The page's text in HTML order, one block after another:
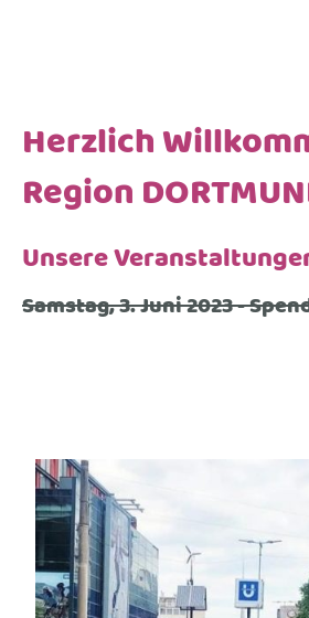
Herzlich
Region
Unsere
Samstag, 3. Juni 2023 -